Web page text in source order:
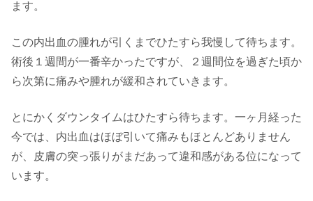
ます。
この内出血の腫れが引くまでひたすら我慢して待ちます。
術後１週間が一番辛かったですが、２週間位を過ぎた頃か
ら次第に痛みや腫れが緩和されていきます。
とにかくダウンタイムはひたすら待ちます。一ヶ月経った
今では、内出血はほぼ引いて痛みもほとんどありません
が、皮膚の突っ張りがまだあって違和感がある位になって
います。